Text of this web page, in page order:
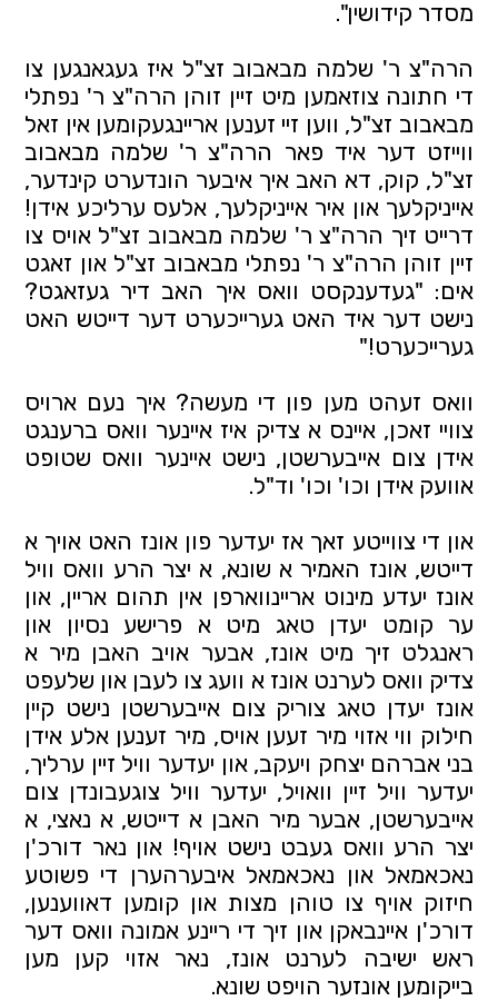
מסדר קידושין".
הרה"צ ר' שלמה מבאבוב זצ"ל איז געגאנגען צו
די חתונה צוזאמען מיט זיין זוהן הרה"צ ר' נפתלי
מבאבוב זצ"ל, ווען זיי זענען אריינגעקומען אין זאל
ווייזט דער איד פאר הרה"צ ר' שלמה מבאבוב
זצ"ל, קוק, דא האב איך איבער הונדערט קינדער,
אייניקלעך און איר אייניקלעך, אלעס ערליכע אידן!
דרייט זיך הרה"צ ר' שלמה מבאבוב זצ"ל אויס צו
זיין זוהן הרה"צ ר' נפתלי מבאבוב זצ"ל און זאגט
אים: "געדענקסט וואס איך האב דיר געזאגט?
נישט דער איד האט גערייכערט דער דייטש האט
גערייכערט!"
וואס זעהט מען פון די מעשה? איך נעם ארויס
צוויי זאכן, איינס א צדיק איז איינער וואס ברענגט
אידן צום אייבערשטן, נישט איינער וואס שטופט
אוועק אידן וכו' וכו' וד"ל.
און די צווייטע זאך אז יעדער פון אונז האט אויך א
דייטש, אונז האמיר א שונא, א יצר הרע וואס וויל
אונז יעדע מינוט אריינווארפן אין תהום אריין, און
ער קומט יעדן טאג מיט א פרישע נסיון און
ראנגלט זיך מיט אונז, אבער אויב האבן מיר א
צדיק וואס לערנט אונז א וועג צו לעבן און שלעפט
אונז יעדן טאג צוריק צום אייבערשטן נישט קיין
חילוק ווי אזוי מיר זעען אויס, מיר זענען אלע אידן
בני אברהם יצחק ויעקב, און יעדער וויל זיין ערליך,
יעדער וויל זיין וואויל, יעדער וויל צוגעבונדן צום
אייבערשטן, אבער מיר האבן א דייטש, א נאצי, א
יצר הרע וואס געבט נישט אויף! און נאר דורכ'ן
נאכאמאל און נאכאמאל איבערהערן די פשוטע
חיזוק אויף צו טוהן מצות און קומען דאווענען,
דורכ'ן איינבאקן און זיך די ריינע אמונה וואס דער
ראש ישיבה לערנט אונז, נאר אזוי קען מען
בייקומען אונזער הויפט שונא.